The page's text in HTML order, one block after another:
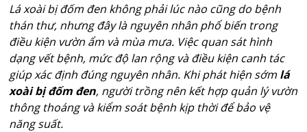
Lá xoài bị đốm đen không phải lúc nào cũng do bệnh
thán thư, nhưng đây là nguyên nhân phổ biến trong
điều kiện vườn ẩm và mùa mưa. Việc quan sát hình
dạng vết bệnh, mức độ lan rộng và điều kiện canh tác
giúp xác định đúng nguyên nhân. Khi phát hiện sớmlá
xoài bị đốm đen, người trồng nên kết hợp quản lý vườn
thông thoáng và kiểm soát bệnh kịp thời để bảo vệ
năng suất.